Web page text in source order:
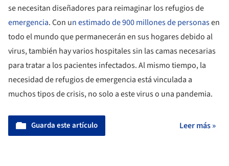
se necesitan diseñadores para reimaginar los refugios de
emergencia. Con un estimado de 900 millones de personasen
todo el mundo que permanecerán en sus hogares debido al
virus, también hay varios hospitales sin las camas necesarias
para tratar a los pacientes infectados. Al mismo tiempo, la
necesidad de refugios de emergencia está vinculada a
muchos tipos de crisis, no solo a este virus o una pandemia.
Guarda este artículo Leer más »